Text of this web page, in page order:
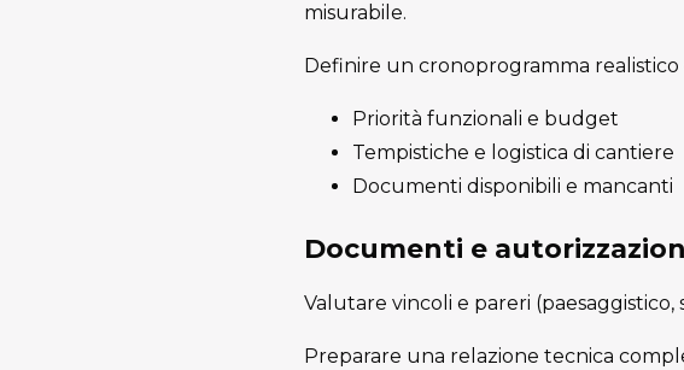
misurabile.
Definire un cronoprogramma
Priorità funzionali e budget
Tempistiche e logistica di cantiere
Documenti disponibili e mancanti
Documenti e
Valutare vincoli e pareri
Preparare una relazione tecnica